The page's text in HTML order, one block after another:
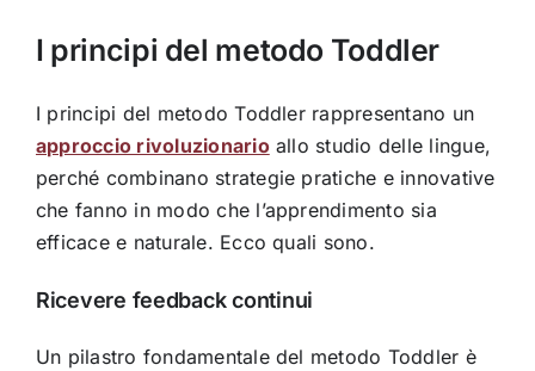
I principi del metodo Toddler
I principi del metodo Toddler rappresentano un
approccio rivoluzionarioallo studio delle lingue,
perché combinano strategie pratiche e innovative
che fanno in modo che l’apprendimento sia
efficace e naturale. Ecco quali sono.
Ricevere feedback continui
Un pilastro fondamentale del metodo Toddler è